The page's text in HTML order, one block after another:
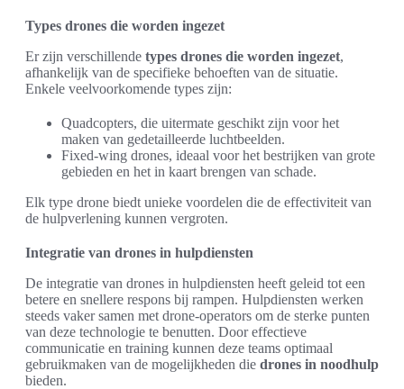
Types drones die worden ingezet
Er zijn verschillende types drones die worden ingezet,
afhankelijk van de specifieke behoeften van de situatie.
Enkele veelvoorkomende types zijn:
Quadcopters, die uitermate geschikt zijn voor het
maken van gedetailleerde luchtbeelden.
Fixed-wing drones, ideaal voor het bestrijken van grote
gebieden en het in kaart brengen van schade.
Elk type drone biedt unieke voordelen die de effectiviteit van
de hulpverlening kunnen vergroten.
Integratie van drones in hulpdiensten
De integratie van drones in hulpdiensten heeft geleid tot een
betere en snellere respons bij rampen. Hulpdiensten werken
steeds vaker samen met drone-operators om de sterke punten
van deze technologie te benutten. Door effectieve
communicatie en training kunnen deze teams optimaal
gebruikmaken van de mogelijkheden die drones in noodhulp
bieden.